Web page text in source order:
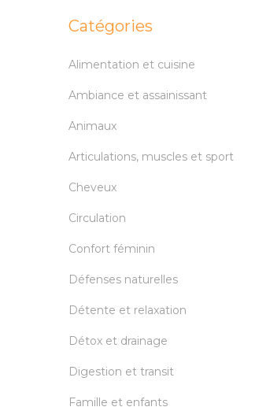
Catégories
Alimentation et cuisine
Ambiance et assainissant
Animaux
Articulations, muscles et sport
Cheveux
Circulation
Confort féminin
Défenses naturelles
Détente et relaxation
Détox et drainage
Digestion et transit
Famille et enfants